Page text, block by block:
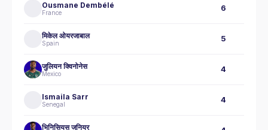
Ousmane Dembélé
France 6
मिकेल ओयरजाबाल
Spain 5
जुलियन क्विनोनेस
Mexico 4
Ismaila Sarr
Senegal 4
भिनिसियस जुनियर